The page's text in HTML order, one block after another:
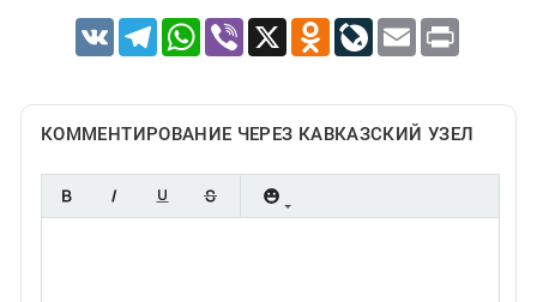
VK TelegramWhatsApp
Viber X Odnoklassniki
LiveJournal
Email Print
КОММЕНТИРОВАНИЕ ЧЕРЕЗ КАВКАЗСКИЙ УЗЕЛ